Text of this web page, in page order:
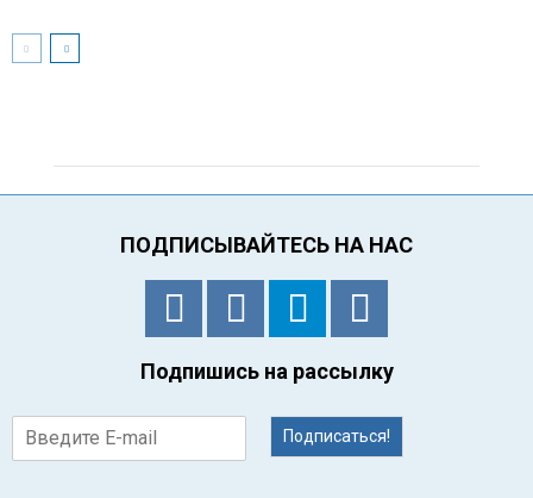
ПОДПИСЫВАЙТЕСЬ НА НАС
Подпишись на рассылку
Подписаться!